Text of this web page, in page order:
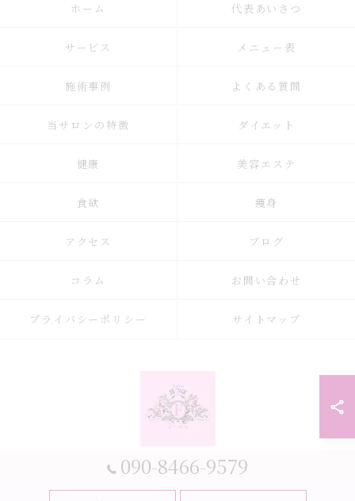
090-8466-9579
ホーム 代表あいさつ
サービス メニュー表
施術事例 よくある質問
当サロンの特徴 ダイエット
健康 美容エステ
食欲 痩身
アクセス ブログ
コラム お問い合わせ
プライバシーポリシー サイトマップ
© 2026 大阪府大阪市の耳つぼなら耳つぼダイエットサロンふーみん ALL